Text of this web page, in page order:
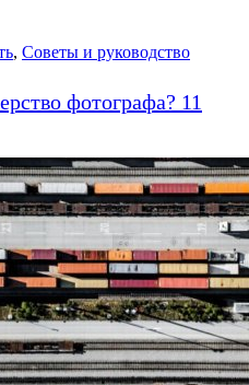
, Советы и руководство
фотографа? 11